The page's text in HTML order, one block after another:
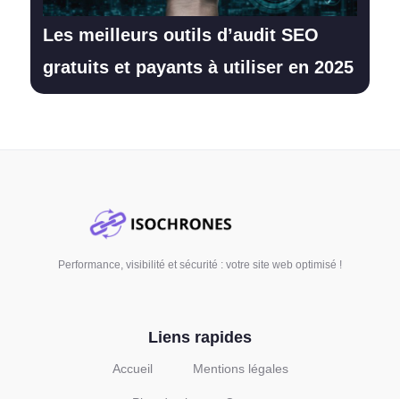
Les meilleurs outils d’audit SEO
gratuits et payants à utiliser en 2025
Performance, visibilité et sécurité : votre site web optimisé !
Liens rapides
Accueil Mentions légales